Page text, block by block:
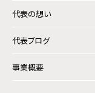
代表の想い
代表ブログ
事業概要